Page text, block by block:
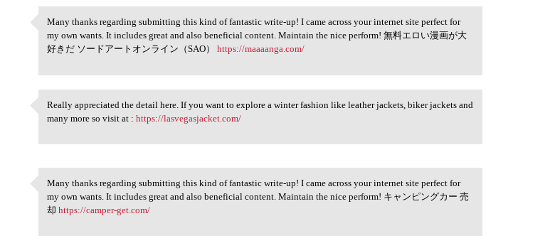
Many thanks regarding
Many thanks regarding submitting this kind of fantastic write-up! I came across your internet site perfect for
my own wants. It includes great and also beneficial content. Maintain the nice perform! 無料エロい漫画が大
好きだ ソードアートオンライン（SAO）https://maaaanga.com/
Really appreciated the detail
Really appreciated the detail here. If you want to explore a winter fashion like leather jackets, biker jackets and
many more so visit at :https://lasvegasjacket.com/
Many thanks regarding
Many thanks regarding submitting this kind of fantastic write-up! I came across your internet site perfect for
my own wants. It includes great and also beneficial content. Maintain the nice perform! キャンピングカー 売
却https://camper-get.com/